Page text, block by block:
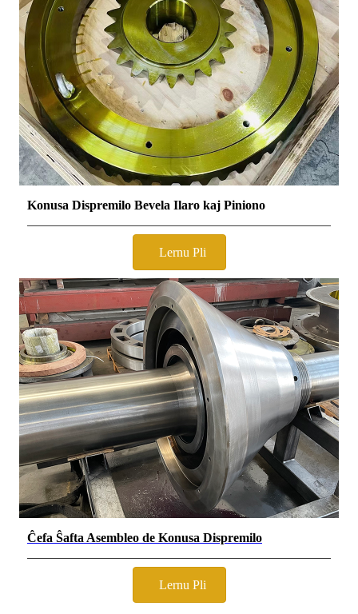
Konusa Dispremilo Bevela Ilaro kaj Piniono
Lernu Pli
Ĉefa Ŝafta Asembleo de Konusa Dispremilo
Lernu Pli